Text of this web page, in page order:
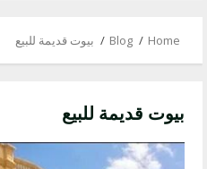
Home
Blog بيوت قديمة للبيع
بيوت قديمة للبيع